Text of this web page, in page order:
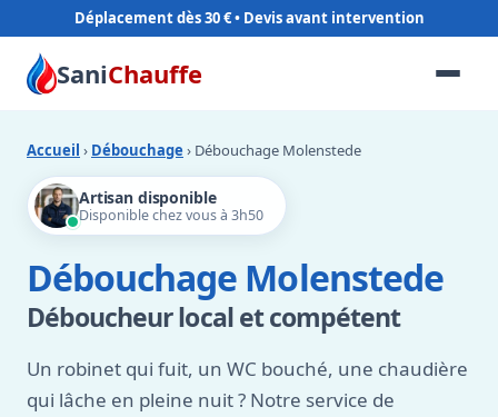
Déplacement dès 30 €
SaniChauffe
Accueil › Débouchage › Débouchage Molenstede
Artisan disponible
Disponible chez vous à 3h50
Débouchage Molenstede
Déboucheur local et compétent
Un robinet qui fuit, un WC bouché, une chaudière
qui lâche en pleine nuit ? Notre service de